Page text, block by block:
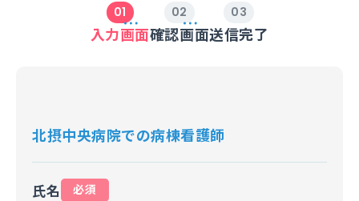
入力画面確認画面送信完了
北摂中央病院での病棟看護師
氏名 必須